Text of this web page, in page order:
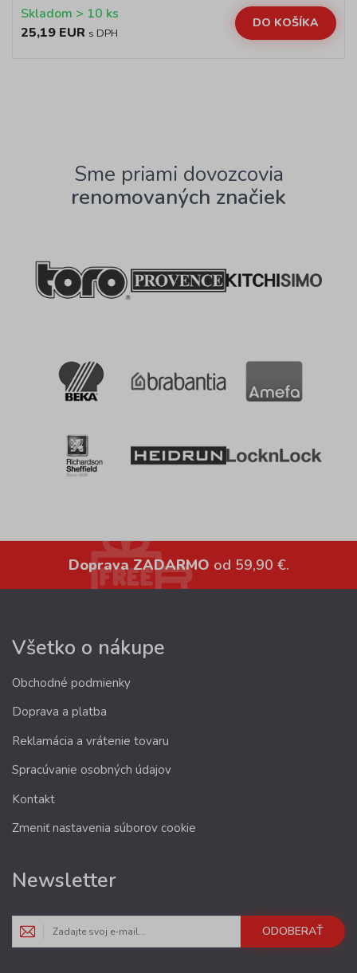
Skladom > 10 ks
25,19 EUR s DPH
DO KOŠÍKA
Sme priami dovozcovia
renomovaných značiek
Doprava ZADARMO od 59,90 €.
Všetko o nákupe
Obchodné podmienky
Doprava a platba
Reklamácia a vrátenie tovaru
Spracúvanie osobných údajov
Kontakt
Zmeniť nastavenia súborov cookie
Newsletter
ODOBERAŤ